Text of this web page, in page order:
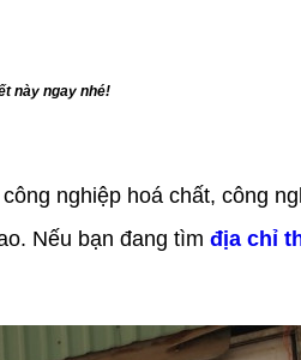
này ngay nhé!
nghiệp hoá chất, công
Nếu bạn đang tìm địa chỉ